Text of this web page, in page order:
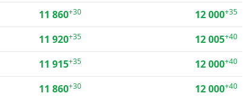
11 860+30 12 000+35
11 920+35 12 005+40
11 915+35 12 000+40
11 860+30 12 000+40